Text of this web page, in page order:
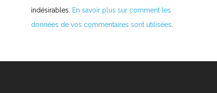
indésirables.
En savoir plus sur comment les
données de vos commentaires sont utilisées